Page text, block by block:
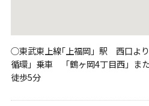
○東武東上線｢上福岡」駅 西口よ
循環」乗車 「鶴ヶ岡4丁目西」ま
徒歩5分